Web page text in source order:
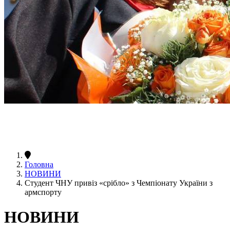
Головна
НОВИНИ
Студент ЧНУ привіз «срібло» з Чемпіонату України з
армспорту
НОВИНИ